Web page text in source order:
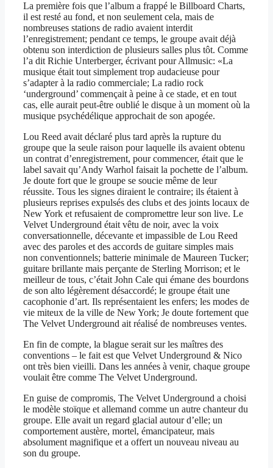
La première fois que l’album a frappé le Billboard Charts,
il est resté au fond, et non seulement cela, mais de
nombreuses stations de radio avaient interdit
l’enregistrement; pendant ce temps, le groupe avait déjà
obtenu son interdiction de plusieurs salles plus tôt. Comme
l’a dit Richie Unterberger, écrivant pour Allmusic: «La
musique était tout simplement trop audacieuse pour
s’adapter à la radio commerciale; La radio rock
‘underground’ commençait à peine à ce stade, et en tout
cas, elle aurait peut-être oublié le disque à un moment où la
musique psychédélique approchait de son apogée.
Lou Reed avait déclaré plus tard après la rupture du
groupe que la seule raison pour laquelle ils avaient obtenu
un contrat d’enregistrement, pour commencer, était que le
label savait qu’Andy Warhol faisait la pochette de l’album.
Je doute fort que le groupe se soucie même de leur
réussite. Tous les signes diraient le contraire; ils étaient à
plusieurs reprises expulsés des clubs et des joints locaux de
New York et refusaient de compromettre leur son live. Le
Velvet Underground était vêtu de noir, avec la voix
conversationnelle, décevante et impassible de Lou Reed
avec des paroles et des accords de guitare simples mais
non conventionnels; batterie minimale de Maureen Tucker;
guitare brillante mais perçante de Sterling Morrison; et le
meilleur de tous, c’était John Cale qui émane des bourdons
de son alto légèrement désaccordé; le groupe était une
cacophonie d’art. Ils représentaient les enfers; les modes de
vie miteux de la ville de New York; Je doute fortement que
The Velvet Underground ait réalisé de nombreuses ventes.
En fin de compte, la blague serait sur les maîtres des
conventions – le fait est que Velvet Underground & Nico
ont très bien vieilli. Dans les années à venir, chaque groupe
voulait être comme The Velvet Underground.
En guise de compromis, The Velvet Underground a choisi
le modèle stoïque et allemand comme un autre chanteur du
groupe. Elle avait un regard glacial autour d’elle; un
comportement austère, mortel, émancipateur, mais
absolument magnifique et a offert un nouveau niveau au
son du groupe.